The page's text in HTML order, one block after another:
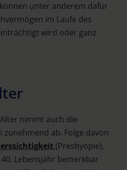
unter anderem dafür
im Laufe des
wird oder ganz
nimmt auch die
zunehmend ab. Folge davon
(Presbyopie),
Lebensjahr bemerkbar